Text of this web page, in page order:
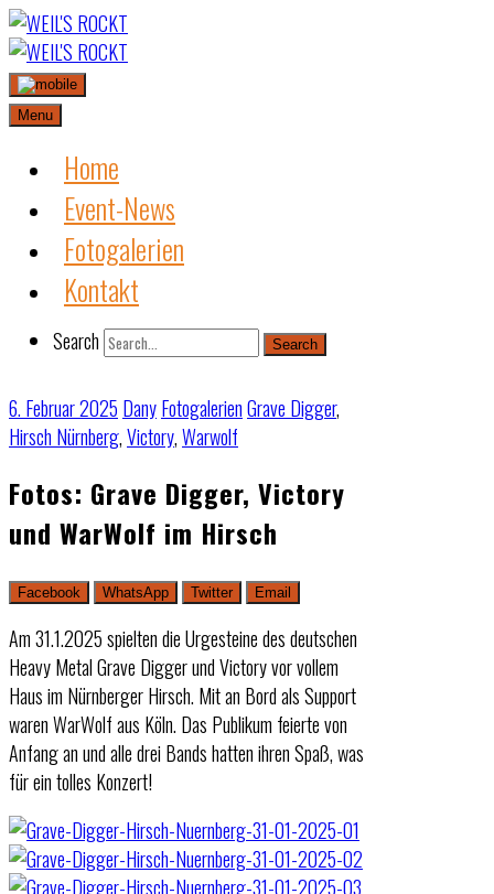
Skip
to
content
Menu
Home
Event-News
Fotogalerien
Kontakt
Search Search
6. Februar 2025 DanyFotogalerienGrave Digger,
Hirsch Nürnberg,Victory,Warwolf
Fotos: Grave Digger, Victory
und WarWolf im Hirsch
Facebook WhatsApp Twitter Email
Am 31.1.2025 spielten die Urgesteine des deutschen
Heavy Metal Grave Digger und Victory vor vollem
Haus im Nürnberger Hirsch. Mit an Bord als Support
waren WarWolf aus Köln. Das Publikum feierte von
Anfang an und alle drei Bands hatten ihren Spaß, was
für ein tolles Konzert!